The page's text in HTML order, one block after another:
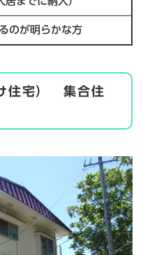
のが明らかな方
住宅） 集合住